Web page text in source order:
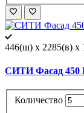
446(ш) x 2285(в) x
СИТИ Фасад 450
Количество